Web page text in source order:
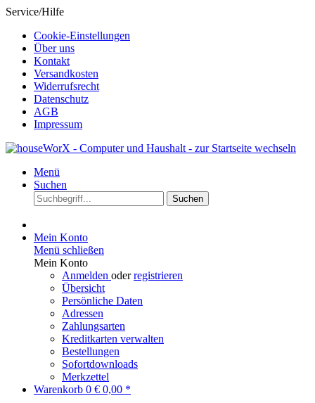
Service/Hilfe
Cookie-Einstellungen
Über uns
Kontakt
Versandkosten
Widerrufsrecht
Datenschutz
AGB
Impressum
Menü
Suchen
Suchen
Mein Konto
Menü schließen
Mein Konto
Anmelden oderregistrieren
Übersicht
Persönliche Daten
Adressen
Zahlungsarten
Kreditkarten verwalten
Bestellungen
Sofortdownloads
Merkzettel
Warenkorb 0 € 0,00 *